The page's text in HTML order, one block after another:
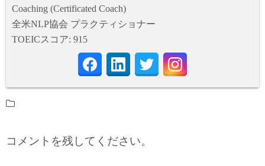
Coaching (Certificated Coach)
全米NLP協会 プラクティショナー
TOEICスコア: 915
コメントを残してください。